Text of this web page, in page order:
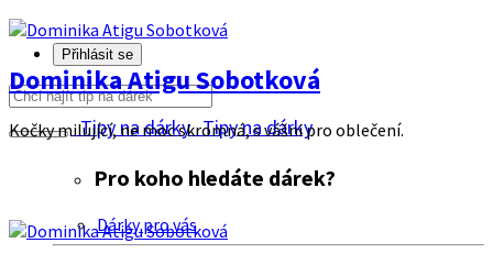
Přihlásit se
Tipy na dárkyTipy na dárky
Pro koho hledáte dárek?
Dárky pro vás
Dominika Atigu Sobotková
Kočky milující, ne moc skromná, s vášni pro oblečení.